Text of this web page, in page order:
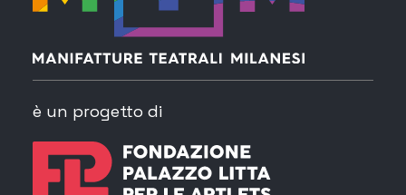
è un progetto di